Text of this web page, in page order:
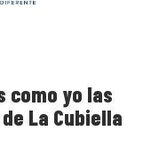
como yo las
La Cubiella